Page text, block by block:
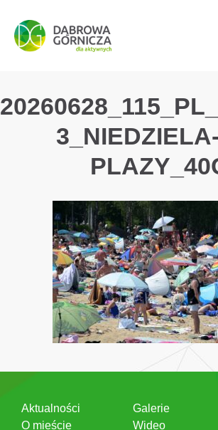
PRZEJDŹ DO MENU GŁÓWNEGO
PRZEJDŹ DO WYSZUKIWARKI
PRZEJDŹ DO TREŚCI
Aktualności
O mieście
Galerie
Wideo